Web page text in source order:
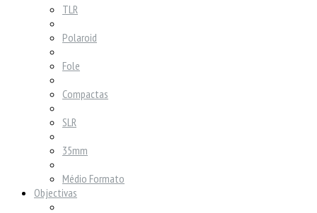
TLR
Polaroid
Fole
Compactas
SLR
35mm
Médio Formato
Objectivas